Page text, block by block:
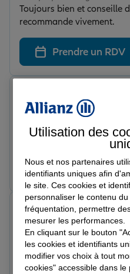
Toujours bien et conseille
recommande vivement.
Prendre un RDV
Note de 5 sur 5
Le 15/04/2026 - Agence
Assure depuis des années
Créteil Village, je
Prendre un RDV
Le 15/04/2026 - Agence
Très bien accueilli et aidé
m’orienter au mieux dans
Claudie T.
Utilisation des
Nous et nos partenaires
identifiants uniques afin
le site. Ces cookies et
personnaliser le contenu
fréquentation, permettre
mesurer les performances.
En cliquant sur le bouton
les cookies et identifiants
modifier vos choix à tout
cookies" accessible dans le